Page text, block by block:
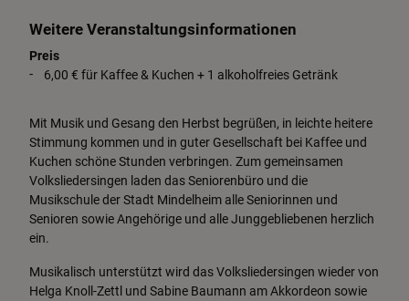
Mit Musik und Gesang den Herbst begrüßen, in leichte heitere
Stimmung kommen und in guter Gesellschaft bei Kaffee und
Kuchen schöne Stunden verbringen. Zum gemeinsamen
Volksliedersingen laden das Seniorenbüro und die
Musikschule der Stadt Mindelheim alle Seniorinnen und
Senioren sowie Angehörige und alle Junggebliebenen herzlich
ein.
Musikalisch unterstützt wird das Volksliedersingen wieder von
Helga Knoll-Zettl und Sabine Baumann am Akkordeon sowie
Weitere Veranstaltungsinformationen
Preis
6,00 € für Kaffee & Kuchen + 1 alkoholfreies Getränk